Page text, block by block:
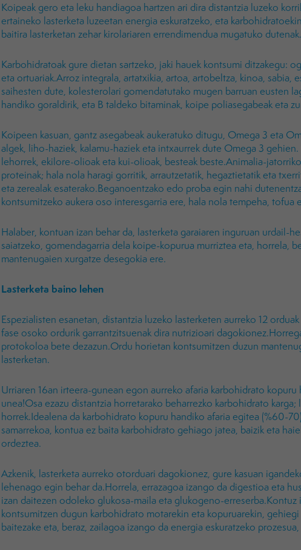
Koipeak gero eta leku handiagoa hartzen ari dira distantzia luzeko
ertaineko lasterketa luzeetan energia eskuratzeko, eta
baitira lasterketan zehar kirolariaren errendimendua mugatuko dutenak.
Karbohidratoak gure dietan sartzeko, jaki hauek kontsumi ditzakegu:
eta ortuariak.Arroz integrala, artatxikia, artoa, artobeltza, kinoa, sabia,
saihesten dute, kolesterolari gomendatutako mugen barruan eusten
handiko goraldirik, eta B taldeko bitaminak, koipe poliasegabeak eta
Koipeen kasuan, gantz asegabeak aukeratuko ditugu, Omega 3 eta
algek, liho-haziek, kalamu-haziek eta intxaurrek dute Omega 3
lehorrek, ekilore-olioak eta kui-olioak, besteak beste.Animalia-
proteinak; hala nola haragi gorritik, arrautzetatik, hegaztietatik eta
eta zerealak esaterako.Beganoentzako edo proba egin nahi
kontsumitzeko aukera oso interesgarria ere, hala nola tempeha, tofua
Halaber, kontuan izan behar da, lasterketa garaiaren inguruan urdail-
saiatzeko, gomendagarria dela koipe-kopurua murriztea eta, horrela,
mantenugaien xurgatze desegokia ere.
Lasterketa baino lehen
Espezialisten esanetan, distantzia luzeko lasterketen aurreko 12
fase osoko ordurik garrantzitsuenak dira nutrizioari
protokoloa bete dezazun.Ordu horietan kontsumitzen duzun
lasterketan.
Urriaren 16an irteera-gunean egon aurreko afaria karbohidrato
unea!Osa ezazu distantzia horretarako beharrezko karbohidrato
horrek.Idealena da karbohidrato kopuru handiko afaria egitea (%60-
samarrekoa, kontua ez baita karbohidrato gehiago jatea, baizik eta
ordeztea.
Azkenik, lasterketa aurreko otorduari dagokionez, gure kasuan
lehenago egin behar da.Horrela, errazagoa izango da digestioa eta
izan daitezen odoleko glukosa-maila eta glukogeno-
kontsumitzen dugun karbohidrato motarekin eta kopuruarekin,
baitezake eta, beraz, zailagoa izango da energia eskuratzeko